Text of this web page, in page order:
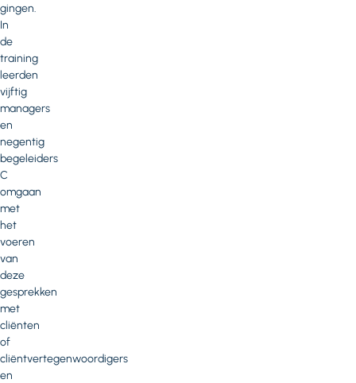
gingen.
In
de
training
leerden
vijftig
managers
en
negentig
begeleiders
C
omgaan
met
het
voeren
van
deze
gesprekken
met
cliënten
of
cliëntvertegenwoordigers
en